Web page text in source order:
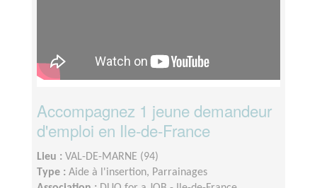
Accompagnez 1 jeune demandeur
d'emploi en Ile-de-France
Lieu : VAL-DE-MARNE (94)
Type : Aide à l'insertion, Parrainages